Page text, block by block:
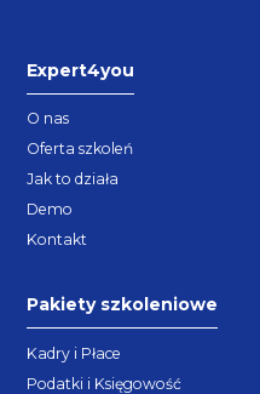
Expert4you
O nas
Oferta szkoleń
Jak to działa
Demo
Kontakt
Pakiety szkoleniowe
Kadry i Płace
Podatki i Księgowość